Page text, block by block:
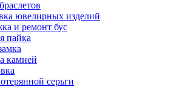
ювелирных изделий
и ремонт бус
пайка
камней
серьги